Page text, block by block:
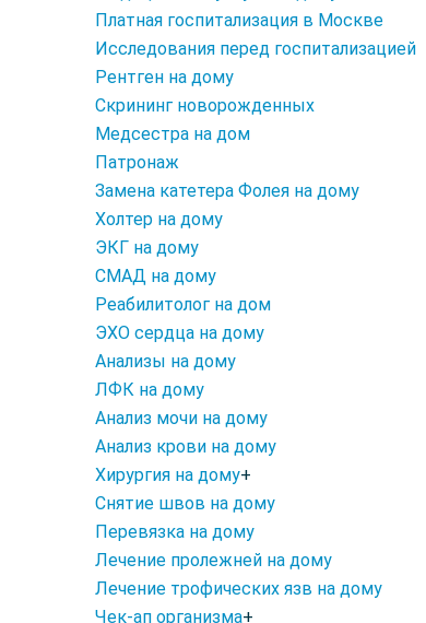
Платная госпитализация в Москве
Исследования перед госпитализацией
Рентген на дому
Скрининг новорожденных
Медсестра на дом
Патронаж
Замена катетера Фолея на дому
Холтер на дому
ЭКГ на дому
СМАД на дому
Реабилитолог на дом
ЭХО сердца на дому
Анализы на дому
ЛФК на дому
Анализ мочи на дому
Анализ крови на дому
Хирургия на дому+
Снятие швов на дому
Перевязка на дому
Лечение пролежней на дому
Лечение трофических язв на дому
Чек-ап организма+